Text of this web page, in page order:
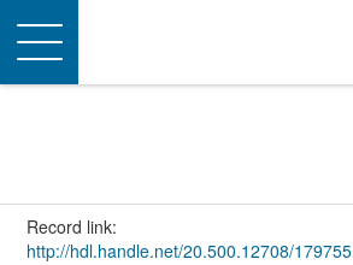
Toggle
navigation
Record link:
http://hdl.handle.net/20.500.12708/179755